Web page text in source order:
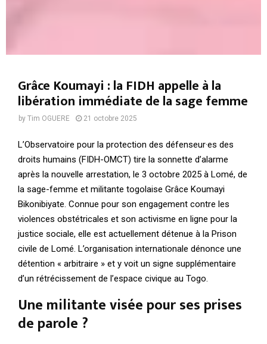
Grâce Koumayi : la FIDH appelle à la
libération immédiate de la sage femme
by Tim OGUERE 21 octobre 2025
L’Observatoire pour la protection des défenseur·es des
droits humains (FIDH-OMCT) tire la sonnette d’alarme
après la nouvelle arrestation, le 3 octobre 2025 à Lomé, de
la sage-femme et militante togolaise Grâce Koumayi
Bikonibiyate. Connue pour son engagement contre les
violences obstétricales et son activisme en ligne pour la
justice sociale, elle est actuellement détenue à la Prison
civile de Lomé. L’organisation internationale dénonce une
détention « arbitraire » et y voit un signe supplémentaire
d’un rétrécissement de l’espace civique au Togo.
Une militante visée pour ses prises
de parole ?